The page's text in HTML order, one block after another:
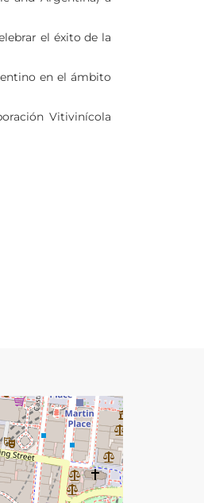
el éxito de la
en el ámbito
Vitivinícola